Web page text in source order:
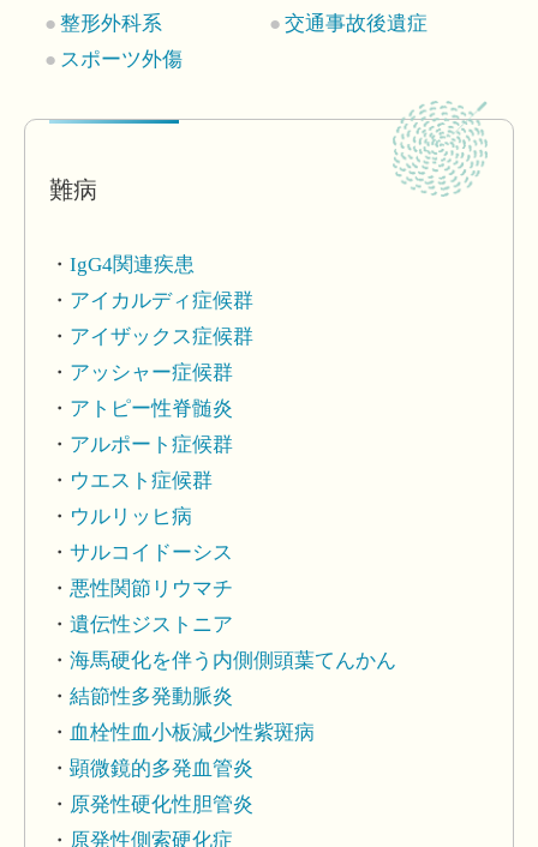
整形外科系
交通事故後遺症
スポーツ外傷
難病
IgG4関連疾患
アイカルディ症候群
アイザックス症候群
アッシャー症候群
アトピー性脊髄炎
アルポート症候群
ウエスト症候群
ウルリッヒ病
サルコイドーシス
悪性関節リウマチ
遺伝性ジストニア
海馬硬化を伴う内側側頭葉てんかん
結節性多発動脈炎
血栓性血小板減少性紫斑病
顕微鏡的多発血管炎
原発性硬化性胆管炎
原発性側索硬化症